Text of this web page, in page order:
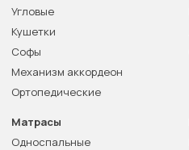
Угловые
Кушетки
Софы
Механизм аккордеон
Ортопедические
Матрасы
Односпальные